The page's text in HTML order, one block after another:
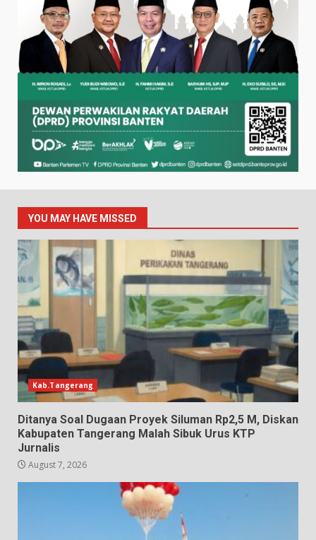
YOU MAY HAVE MISSED
Kab.Tangerang
Ditanya Soal Dugaan Proyek Siluman Rp2,5 M, Diskan
Kabupaten Tangerang Malah Sibuk Urus KTP
Jurnalis
August 7, 2026